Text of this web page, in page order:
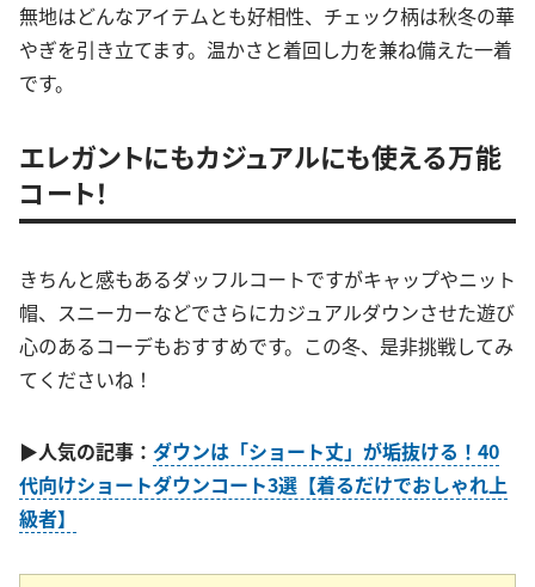
無地はどんなアイテムとも好相性、チェック柄は秋冬の華
やぎを引き立てます。温かさと着回し力を兼ね備えた一着
です。
エレガントにもカジュアルにも使える万能
コート！
きちんと感もあるダッフルコートですがキャップやニット
帽、スニーカーなどでさらにカジュアルダウンさせた遊び
心のあるコーデもおすすめです。この冬、是非挑戦してみ
てくださいね！
▶人気の記事： ダウンは「ショート丈」が垢抜ける！40
代向けショートダウンコート3選【着るだけでおしゃれ上
級者】